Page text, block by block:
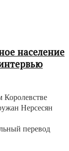
население
Нерсесян
перевод